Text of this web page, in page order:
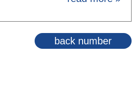
back number